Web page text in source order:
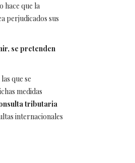
hace que la
perjudicados sus
se pretenden
que se
medidas
tributaria
internacionales